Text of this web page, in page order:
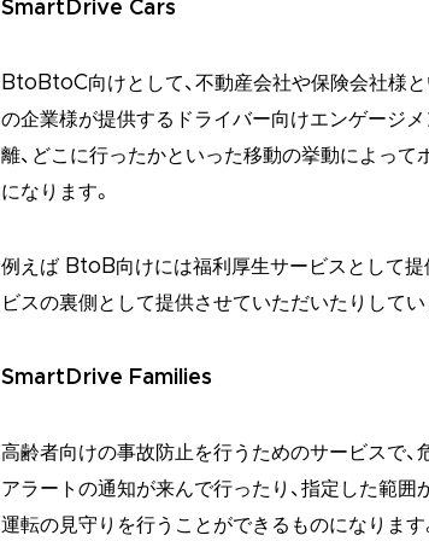
SmartDrive Cars
BtoBtoC向けとして、不動産会社や保険会社様
の企業様が提供するドライバー向けエンゲージ
離、どこに行ったかといった移動の挙動によって
になります。
例えば BtoB向けには福利厚生サービスとして提
ビスの裏側として提供させていただいたりしてい
SmartDrive Families
高齢者向けの事故防止を行うためのサービスで
アラートの通知が来んで行ったり、指定した範囲
運転の見守りを行うことができるものになります